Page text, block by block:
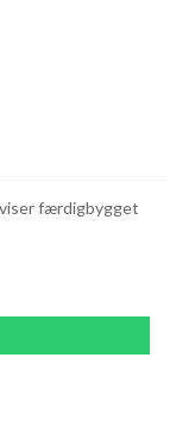
færdigbygget